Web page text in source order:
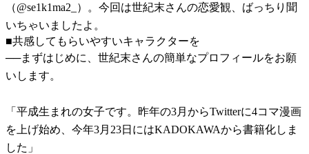
（@se1k1ma2_）。今回は世紀末さんの恋愛観、ばっちり聞
いちゃいましたよ。
■共感してもらいやすいキャラクターを
──まずはじめに、世紀末さんの簡単なプロフィールをお願
いします。
「平成生まれの女子です。昨年の3月からTwitterに4コマ漫画
を上げ始め、今年3月23日にはKADOKAWAから書籍化しま
した」